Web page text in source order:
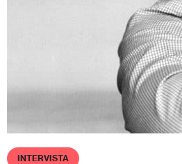
INTERVISTA